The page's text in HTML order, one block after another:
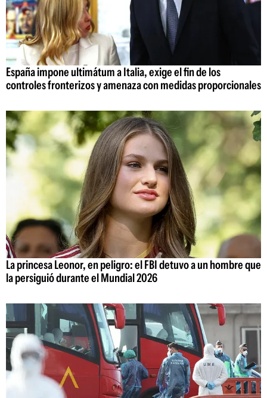
España impone ultimátum a Italia, exige el fin de los
controles fronterizos y amenaza con medidas proporcionales
La princesa Leonor, en peligro: el FBI detuvo a un hombre que
la persiguió durante el Mundial 2026